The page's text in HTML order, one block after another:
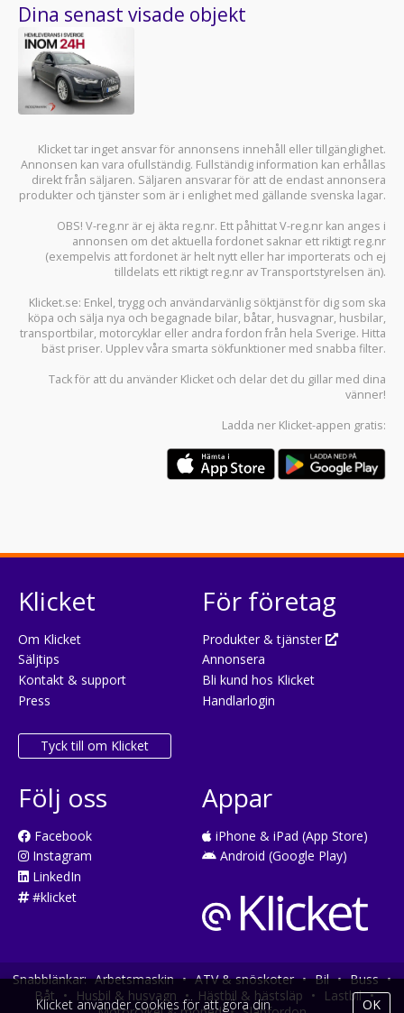
Dina senast visade objekt
Klicket tar inget ansvar för annonsens innehåll eller tillgänglighet.
Annonsen kan vara ofullständig. Fullständig information kan erhållas
direkt från säljaren. Säljaren ansvarar för att de endast annonsera
produkter och tjänster som är i enlighet med gällande svenska lagar.
OBS! V-reg.nr är ej äkta reg.nr. Ett påhittat V-reg.nr kan anges i
annonsen om det aktuella fordonet saknar ett riktigt reg.nr
(exempelvis att fordonet är helt nytt eller har importerats och ej
tilldelats ett riktigt reg.nr av Transportstyrelsen än).
Klicket.se: Enkel, trygg och användarvänlig söktjänst för dig som ska
köpa och sälja nya och begagnade bilar, båtar, husvagnar, husbilar,
transportbilar, motorcyklar eller andra fordon från hela Sverige. Hitta
bäst priser. Upplev våra smarta sökfunktioner med snabba filter.
Tack för att du använder Klicket och delar det du gillar med dina
vänner!
Ladda ner Klicket-appen gratis:
Klicket
Om Klicket
Säljtips
Kontakt & support
Press
Tyck till om Klicket
För företag
Produkter & tjänster
Annonsera
Bli kund hos Klicket
Handlarlogin
Följ oss
Facebook
Instagram
LinkedIn
#klicket
Appar
iPhone & iPad (App Store)
Android (Google Play)
Snabblänkar: Arbetsmaskin • ATV & snöskoter • Bil • Buss •
Båt • Husbil & husvagn • Hästbil & hästsläp • Lastbil •
Klicket använder cookies för att göra din
OK